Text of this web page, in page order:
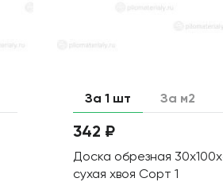
За 1 шт За м2
342 ₽
Доска обрезная
сухая хвоя Сорт 1